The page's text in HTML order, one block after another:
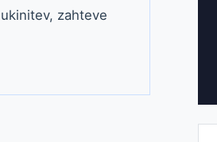
zahteve